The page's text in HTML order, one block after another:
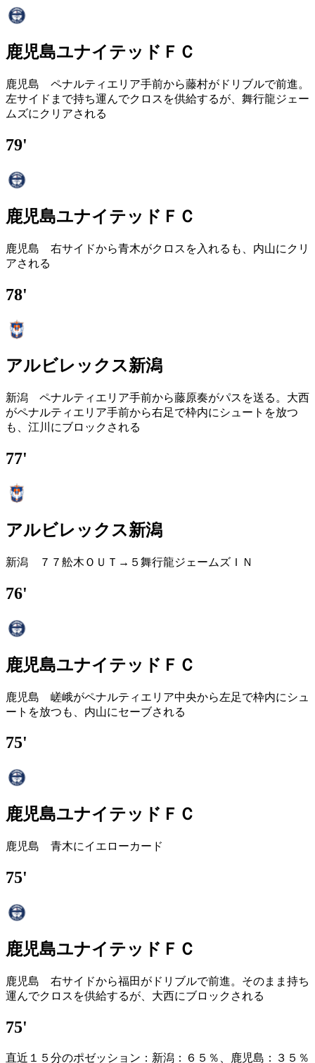
鹿児島ユナイテッドＦＣ
鹿児島 ペナルティエリア手前から藤村がドリブルで前進。
左サイドまで持ち運んでクロスを供給するが、舞行龍ジェー
ムズにクリアされる
79'
鹿児島ユナイテッドＦＣ
鹿児島 右サイドから青木がクロスを入れるも、内山にクリ
アされる
78'
アルビレックス新潟
新潟 ペナルティエリア手前から藤原奏がパスを送る。大西
がペナルティエリア手前から右足で枠内にシュートを放つ
も、江川にブロックされる
77'
アルビレックス新潟
新潟 ７７舩木ＯＵＴ→５舞行龍ジェームズＩＮ
76'
鹿児島ユナイテッドＦＣ
鹿児島 嵯峨がペナルティエリア中央から左足で枠内にシュ
ートを放つも、内山にセーブされる
75'
鹿児島ユナイテッドＦＣ
鹿児島 青木にイエローカード
75'
鹿児島ユナイテッドＦＣ
鹿児島 右サイドから福田がドリブルで前進。そのまま持ち
運んでクロスを供給するが、大西にブロックされる
75'
直近１５分のポゼッション：新潟：６５％、鹿児島：３５％